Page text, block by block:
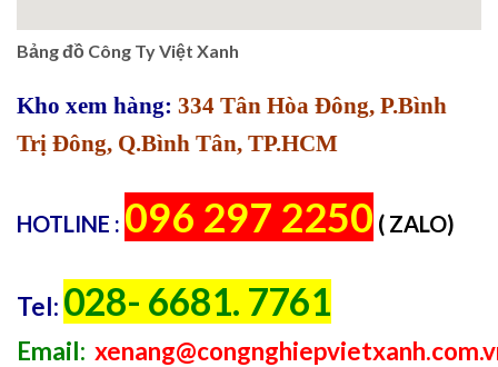
Bảng đồ Công Ty Việt Xanh
Kho xem hàng: 334 Tân Hòa Đông, P.Bình
Trị Đông, Q.Bình Tân, TP.HCM
HOTLINE : 096 297 2250 ( ZALO)
Tel: 028- 6681. 7761
Email: